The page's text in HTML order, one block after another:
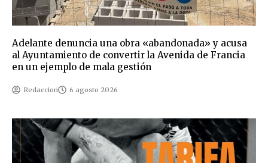
Adelante denuncia una obra «abandonada» y acusa
al Ayuntamiento de convertir la Avenida de Francia
en un ejemplo de mala gestión
Redaccion 6 agosto 2026